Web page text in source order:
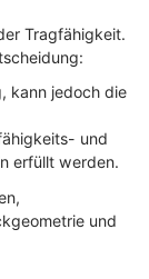
Tragfähigkeit.
kann jedoch die
und
erfüllt werden.
und